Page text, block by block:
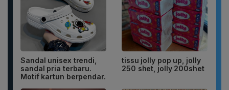
Sandal unisex trendi,
sandal pria terbaru.
Motif kartun berpendar.
tissu jolly pop up, jolly
250 shet, jolly 200shet